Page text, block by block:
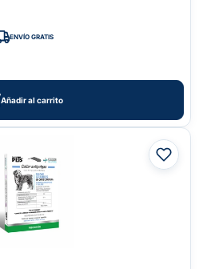
ENVÍO GRATIS
Añadir al carrito